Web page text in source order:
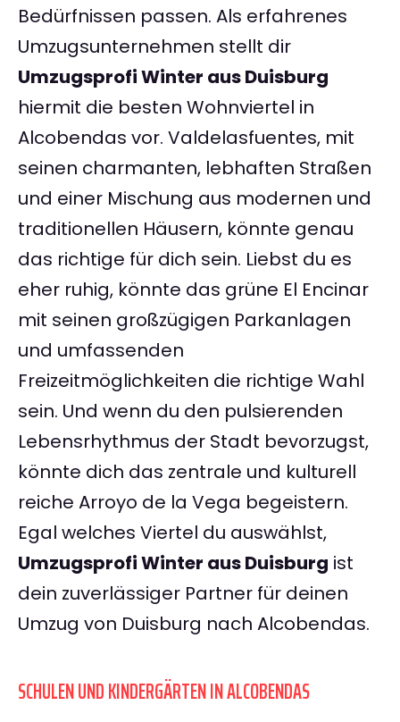
Bedürfnissen passen. Als erfahrenes
Umzugsunternehmen stellt dir
Umzugsprofi Winter aus Duisburg
hiermit die besten Wohnviertel in
Alcobendas vor. Valdelasfuentes, mit
seinen charmanten, lebhaften Straßen
und einer Mischung aus modernen und
traditionellen Häusern, könnte genau
das richtige für dich sein. Liebst du es
eher ruhig, könnte das grüne El Encinar
mit seinen großzügigen Parkanlagen
und umfassenden
Freizeitmöglichkeiten die richtige Wahl
sein. Und wenn du den pulsierenden
Lebensrhythmus der Stadt bevorzugst,
könnte dich das zentrale und kulturell
reiche Arroyo de la Vega begeistern.
Egal welches Viertel du auswählst,
Umzugsprofi Winter aus Duisburg ist
dein zuverlässiger Partner für deinen
Umzug von Duisburg nach Alcobendas.
SCHULEN UND KINDERGÄRTEN IN ALCOBENDAS